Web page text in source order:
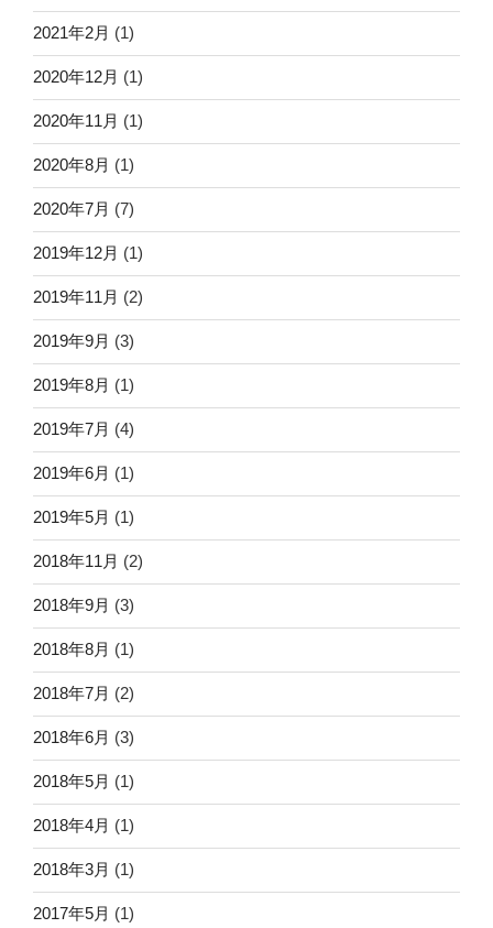
2021年2月 (1)
2020年12月 (1)
2020年11月 (1)
2020年8月 (1)
2020年7月 (7)
2019年12月 (1)
2019年11月 (2)
2019年9月 (3)
2019年8月 (1)
2019年7月 (4)
2019年6月 (1)
2019年5月 (1)
2018年11月 (2)
2018年9月 (3)
2018年8月 (1)
2018年7月 (2)
2018年6月 (3)
2018年5月 (1)
2018年4月 (1)
2018年3月 (1)
2017年5月 (1)